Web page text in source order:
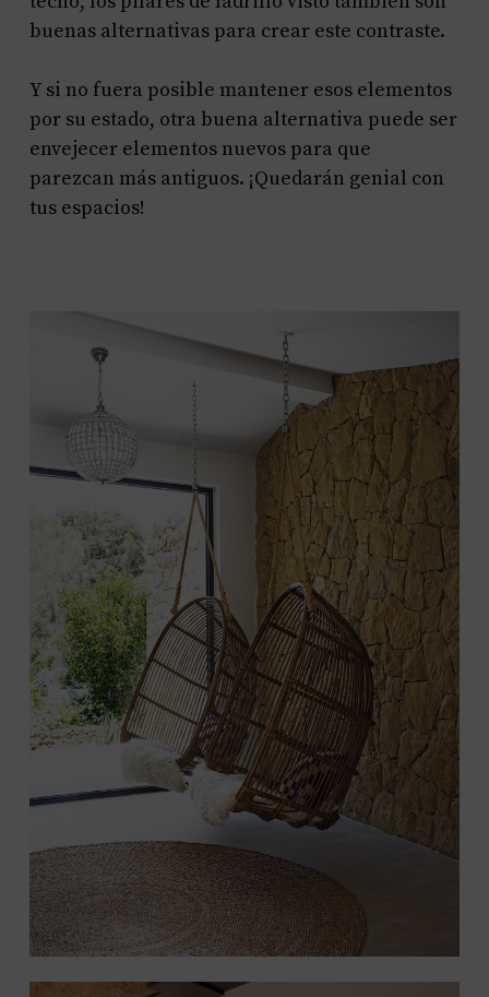
buenas alternativas para crear este contraste.
Y si no fuera posible mantener esos elementos
por su estado, otra buena alternativa puede ser
envejecer elementos nuevos para que
parezcan más antiguos. ¡Quedarán genial con
tus espacios!